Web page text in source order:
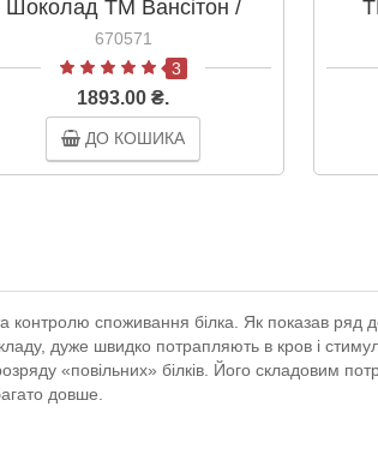
Шоколад ТМ Вансітон /
Vansiton
670571
3
1893.00 ₴.
ДО КОШИКА
споживання білка. Як показав ряд
дуже швидко потрапляють в кров і
«повільних» білків. Його складовим
довше.